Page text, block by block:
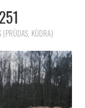
(PRŪDAS, KŪDRA)